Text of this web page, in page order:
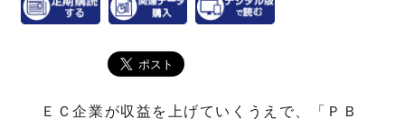
ＥＣ企業が収益を上げていくうえで、「ＰＢ